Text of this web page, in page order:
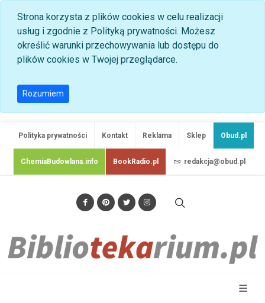
Strona korzysta z plików cookies w celu realizacji
usług i zgodnie z Polityką prywatności. Możesz
określić warunki przechowywania lub dostępu do
plików cookies w Twojej przeglądarce.
Rozumiem
Polityka prywatności Kontakt Reklama Sklep Obud.pl
ChemiaBudowlana.info BookRadio.pl redakcja@obud.pl